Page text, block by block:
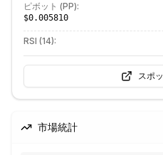
ピボット (PP):
$0.005810
RSI (14):
スポ
市場統計